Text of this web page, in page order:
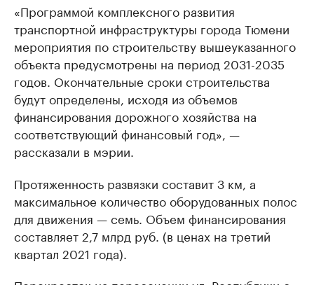
«Программой комплексного развития
транспортной инфраструктуры города Тюмени
мероприятия по строительству вышеуказанного
объекта предусмотрены на период 2031-2035
годов. Окончательные сроки строительства
будут определены, исходя из объемов
финансирования дорожного хозяйства на
соответствующий финансовый год», —
рассказали в мэрии.
Протяженность развязки составит 3 км, а
максимальное количество оборудованных полос
для движения — семь. Объем финансирования
составляет 2,7 млрд руб. (в ценах на третий
квартал 2021 года).